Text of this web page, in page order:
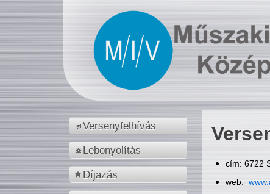
Versenyfelhívás
Lebonyolítás
Díjazás
cím: 6722
web: